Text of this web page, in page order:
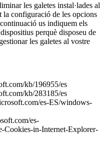
les galetes instal·lades al
la configuració de les opcions
us indiquem els
perquè disposeu de
les galetes al vostre
kb/196955/es
kb/283185/es
es-ES/windows-
es-
Cookies-in-Internet-Explorer-